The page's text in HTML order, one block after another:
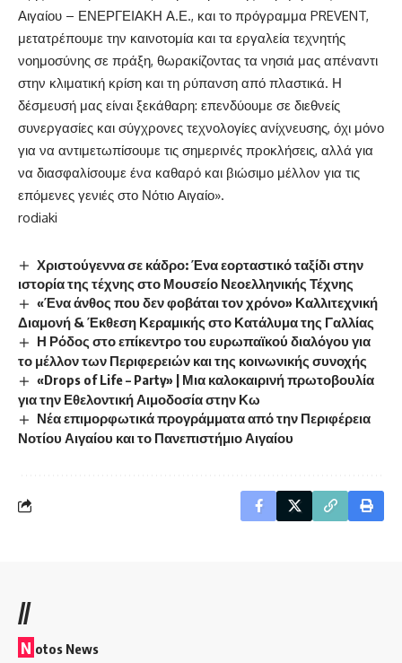
Αιγαίου – ΕΝΕΡΓΕΙΑΚΗ Α.Ε., και το πρόγραμμα PREVENT,
μετατρέπουμε την καινοτομία και τα εργαλεία τεχνητής
νοημοσύνης σε πράξη, θωρακίζοντας τα νησιά μας απέναντι
στην κλιματική κρίση και τη ρύπανση από πλαστικά. Η
δέσμευσή μας είναι ξεκάθαρη: επενδύουμε σε διεθνείς
συνεργασίες και σύγχρονες τεχνολογίες ανίχνευσης, όχι μόνο
για να αντιμετωπίσουμε τις σημερινές προκλήσεις, αλλά για
να διασφαλίσουμε ένα καθαρό και βιώσιμο μέλλον για τις
επόμενες γενιές στο Νότιο Αιγαίο».
rodiaki
Χριστούγεννα σε κάδρο: Ένα εορταστικό ταξίδι στην
ιστορία της τέχνης στο Μουσείο Νεοελληνικής Τέχνης
«Ένα άνθος που δεν φοβάται τον χρόνο» Καλλιτεχνική
Διαμονή & Έκθεση Κεραμικής στο Κατάλυμα της Γαλλίας
Η Ρόδος στο επίκεντρο του ευρωπαϊκού διαλόγου για
το μέλλον των Περιφερειών και της κοινωνικής συνοχής
«Drops of Life – Party» | Μια καλοκαιρινή πρωτοβουλία
για την Εθελοντική Αιμοδοσία στην Κω
Νέα επιμορφωτικά προγράμματα από την Περιφέρεια
Νοτίου Αιγαίου και το Πανεπιστήμιο Αιγαίου
//
N otos News